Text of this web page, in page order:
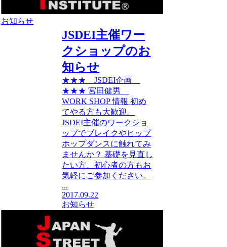
お知らせ
JSDEI主催ワー
クショップのお
知らせ
★★★ JSDEI企画
★★★ 宮田健男
WORK SHOP 情報 初め
てやる方も大歓迎。
JSDEI主催のワークショ
ップでブレイクやヒップ
ホップダンスに触れてみ
ませんか？ 基礎を見直し
たい方、初心者の方もお
気軽にご参加ください。
...
2017.09.22
お知らせ